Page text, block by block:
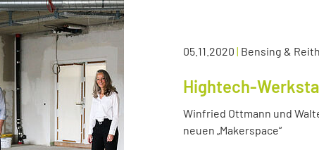
05.11.2020 | Bensing &
Hightech-
Winfried Ottmann und
neuen „Makerspace“